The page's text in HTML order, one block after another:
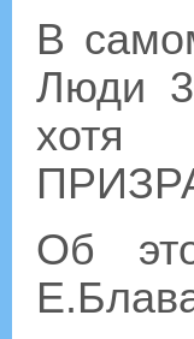
В
Люди
хотя
Об